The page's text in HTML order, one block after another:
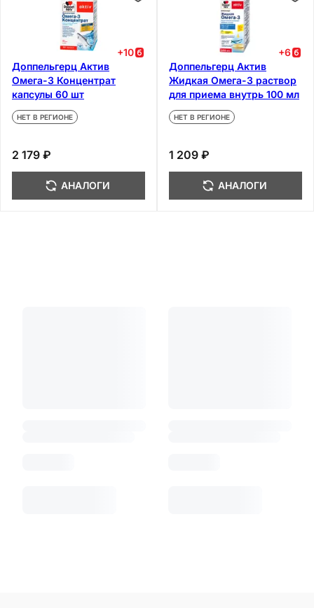
+10
Доппельгерц Актив
Омега-3 Концентрат
капсулы 60 шт
НЕТ В РЕГИОНЕ
2 179 ₽
АНАЛОГИ
+6
Доппельгерц Актив
Жидкая Омега-3 раствор
для приема внутрь 100 мл
НЕТ В РЕГИОНЕ
1 209 ₽
АНАЛОГИ